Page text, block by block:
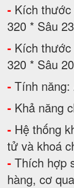
- Kích
320 * Sâu
- Kích
320 * Sâu
- Tính năng:
- Khả năng
- Hệ thống
tử và khoá
- Thích hợp
hàng, cơ